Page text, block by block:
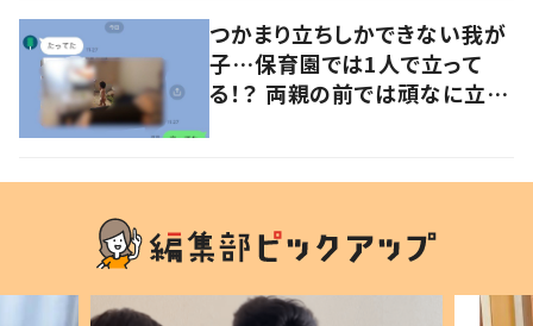
つかまり立ちしかできない我が
子…保育園では1人で立って
る！？ 両親の前では頑なに立た